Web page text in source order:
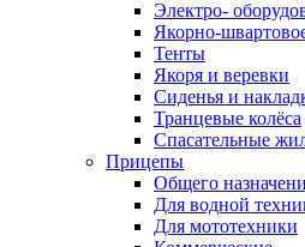
Электро-
Якорно-
Тенты
Якоря и веревки
Сиденья и
Транцевые колёса
Спасательные
Прицепы
Общего
Для водной
Для мототехники